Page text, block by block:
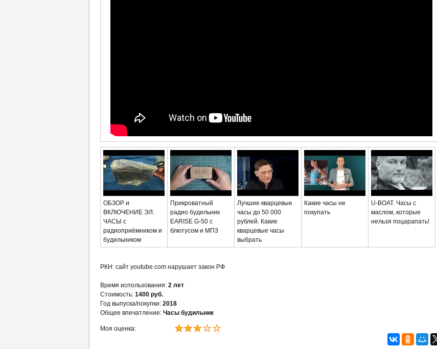
ОБЗОР и
ВКЛЮЧЕНИЕ ЭЛ.
ЧАСЫ с
радиоприёмником и
будильником
Прикроватный
радио будильник
EARISE G-50 с
блютусом и МП3
Лучшие кварцевые
часы до 50 000
рублей. Какие
кварцевые часы
выбрать
Какие часы не
покупать
U-BOAT. Часы с
маслом, которые
нельзя поцарапать!
РКН: сайт youtube.com нарушает закон РФ
Время использования: 2 лет
Стоимость: 1400 руб.
Год выпуска/покупки: 2018
Общее впечатление: Часы будильник
Моя оценка: